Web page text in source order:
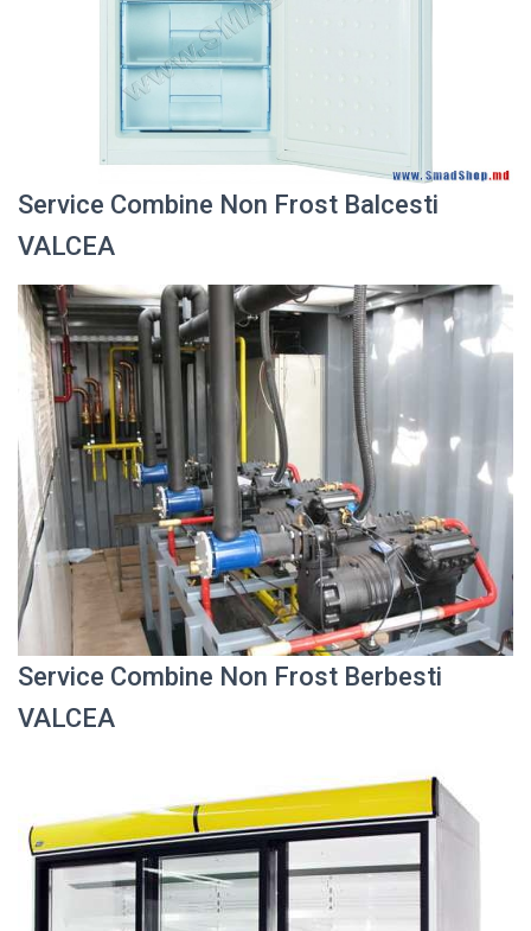
Service Combine Non Frost Balcesti
VALCEA
Service Combine Non Frost Berbesti
VALCEA